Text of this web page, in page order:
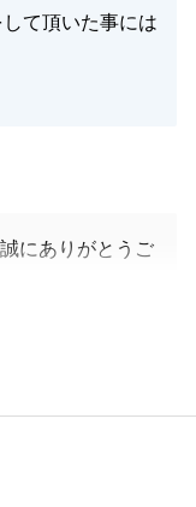
て頂いた事には
にありがとうご
だき、かつ知識
してもスムーズ
。
供できたことを